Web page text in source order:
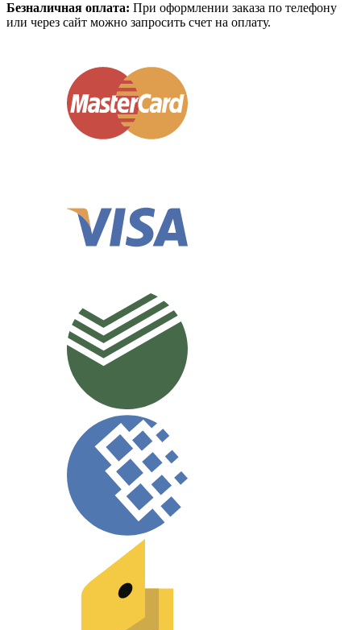
Безналичная оплата: При оформлении заказа по телефону
или через сайт можно запросить счет на оплату.